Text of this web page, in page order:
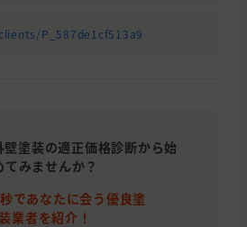
P_587de1cf513a9
壁塗装の適正価格診断から始
てみませんか？
であなたに会う優良塗
業者を紹介！